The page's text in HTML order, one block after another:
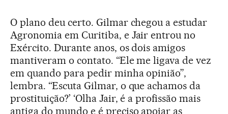
O plano deu certo. Gilmar chegou a estudar
Agronomia em Curitiba, e Jair entrou no
Exército. Durante anos, os dois amigos
mantiveram o contato. “Ele me ligava de vez
em quando para pedir minha opinião”,
lembra. “Escuta Gilmar, o que achamos da
prostituição?’ ‘Olha Jair, é a profissão mais
antiga do mundo e é preciso apoiar as